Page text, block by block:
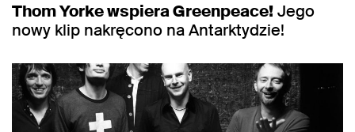
Thom Yorke wspiera Greenpeace!Jego
nowy klip nakręcono na Antarktydzie!